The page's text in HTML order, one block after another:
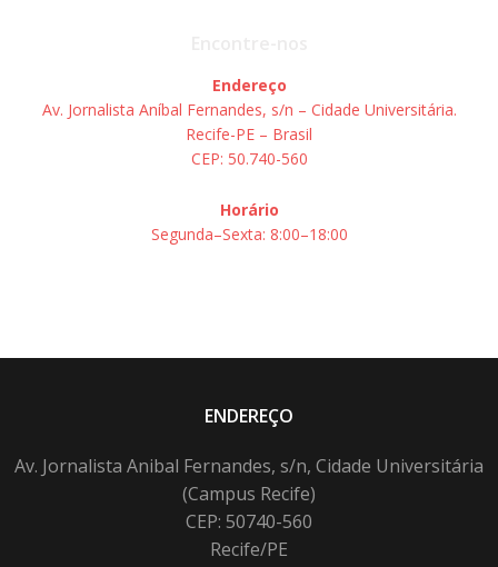
Endereço
Av. Jornalista Aníbal Fernandes, s/n – Cidade Universitária.
Recife-PE – Brasil
CEP: 50.740-560
Horário
Segunda–Sexta: 8:00–18:00
ENDEREÇO
Av. Jornalista Anibal Fernandes, s/n, Cidade Universitária
(Campus Recife)
CEP: 50740-560
Recife/PE